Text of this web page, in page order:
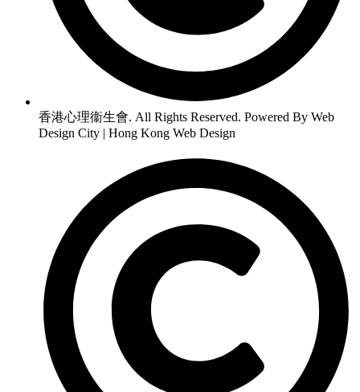
香港心理衞生會. All Rights Reserved. Powered By Web
Design City | Hong Kong Web Design